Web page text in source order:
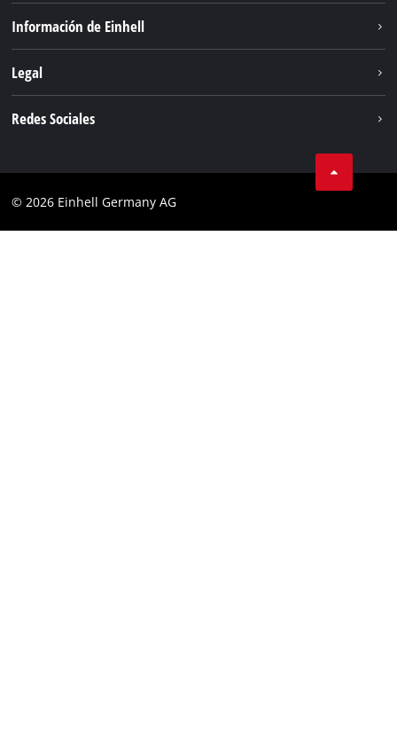
Información de Einhell
Einhell global
Legal
Redes Sociales
© 2026 Einhell Germany AG